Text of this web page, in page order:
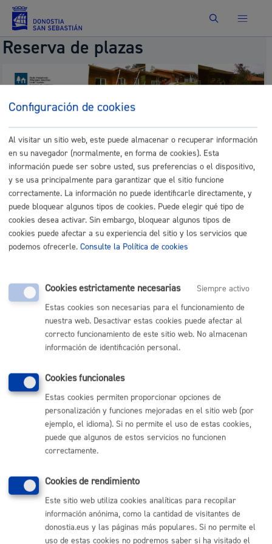
Buscar
Reserva de plazas
Selección del albergue
Albergue:
Comunícate con el Ayuntamiento de Donostia / San
Sebastián
(gratuito desde Donostia / San Sebastián)
(+34) 943 481 000
Informar de un error en la web
Enlaces útiles
Ofertas de empleo
Perfil del contratante
Mapas - GeoDonostia
Sala de prensa
Mapa web
Otras páginas web corporativas
Configuración de cookies
Al visitar un sitio web, este puede almacenar o recuperar información
en su navegador (normalmente, en forma de cookies). Esta
información puede ser sobre usted, sus preferencias o el dispositivo,
y se usa principalmente para garantizar que el sitio funcione
correctamente. La información no puede identificarle directamente, y
puede bloquear algunos tipos de cookies. Puede elegir qué tipo de
cookies desea activar. Sin embargo, bloquear algunos tipos de
cookies puede afectar a su experiencia del sitio y los servicios que
podemos ofrecerle. Consulte la Política de cookies
Cookies estrictamente necesarias
Siempre activo
Estas cookies son necesarias para el funcionamiento de
nuestra web. Desactivar estas cookies puede afectar al
correcto funcionamiento de este sitio web. No almacenan
información de identificación personal.
Cookies funcionales
Estas cookies permiten proporcionar opciones de
personalización y funciones mejoradas en el sitio web (por
ejemplo, el idioma). Si no permite el uso de estas cookies,
puede que algunos de estos servicios no funcionen
correctamente.
Cookies de rendimiento
Este sitio web utiliza cookies analíticas para recopilar
información anónima, como la cantidad de visitantes de
donostia.eus y las páginas más populares. Si no permite el
uso de estas cookies no podremos saber si ha visitado el